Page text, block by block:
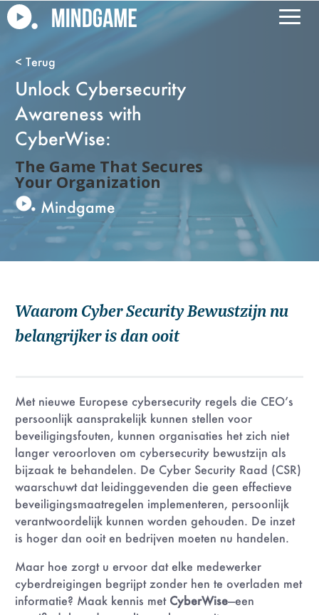
Unlock Cybersecurity
Awareness with
CyberWise:
The Game That Secures
Your Organization
Mindgame
Waarom Cyber Security Bewustzijn nu
belangrijker is dan ooit
Met nieuwe Europese cybersecurity regels die CEO’s
persoonlijk aansprakelijk kunnen stellen voor
beveiligingsfouten, kunnen organisaties het zich niet
langer veroorloven om cybersecurity bewustzijn als
bijzaak te behandelen. De Cyber Security Raad (CSR)
waarschuwt dat leidinggevenden die geen effectieve
beveiligingsmaatregelen implementeren, persoonlijk
verantwoordelijk kunnen worden gehouden. De inzet
is hoger dan ooit en bedrijven moeten nu handelen.
Maar hoe zorgt u ervoor dat elke medewerker
cyberdreigingen begrijpt zonder hen te overladen met
informatie? Maak kennis met CyberWise—een